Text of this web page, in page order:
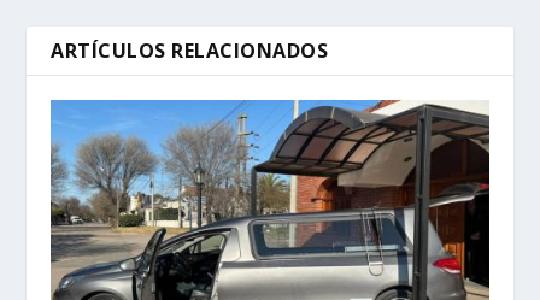
ARTÍCULOS RELACIONADOS